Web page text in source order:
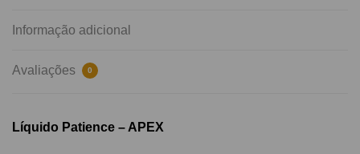
Informação adicional
Avaliações 0
Líquido Patience – APEX